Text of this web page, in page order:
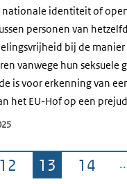
identiteit of
personen van
bij de
vanwege hun
is voor erkenning van
het EU-Hof op een
Pagina
12 Pagina
13 14